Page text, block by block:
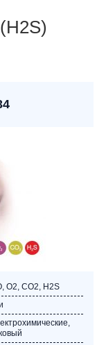
O2, СО2, Н2S